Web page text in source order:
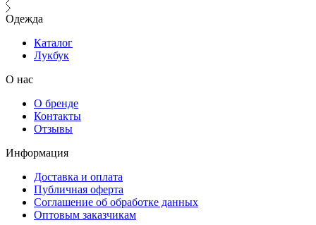
Одежда
Каталог
Лукбук
О нас
О бренде
Контакты
Отзывы
Информация
Доставка и оплата
Публичная оферта
Соглашение об обработке данных
Оптовым заказчикам